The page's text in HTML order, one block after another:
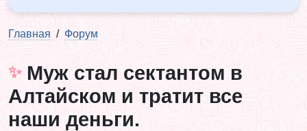
Главная Форум
Муж стал сектантом в
Алтайском и тратит все
наши деньги.